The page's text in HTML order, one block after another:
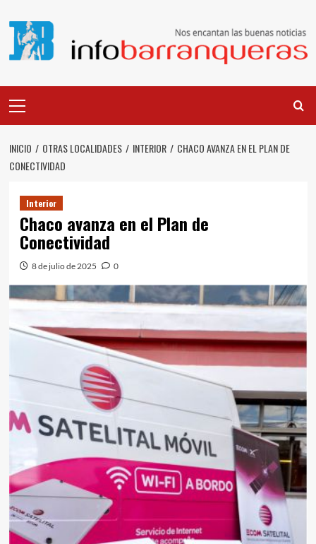
contenido
principal
INICIO OTRAS LOCALIDADES INTERIOR
CHACO AVANZA EN EL PLAN DE
CONECTIVIDAD
Interior
Chaco avanza en el Plan de
Conectividad
8 de julio de 2025 0